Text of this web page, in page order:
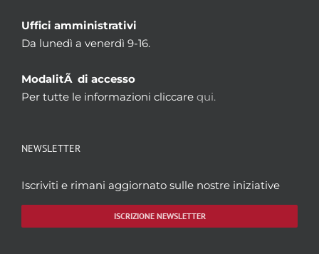
Uffici amministrativi
Da lunedì a venerdì 9-16.
ModalitÃ di accesso
Per tutte le informazioni cliccare qui.
NEWSLETTER
Iscriviti e rimani aggiornato sulle nostre iniziative
ISCRIZIONE NEWSLETTER